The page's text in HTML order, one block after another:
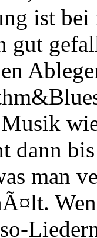
ist bei
gut
dann
man